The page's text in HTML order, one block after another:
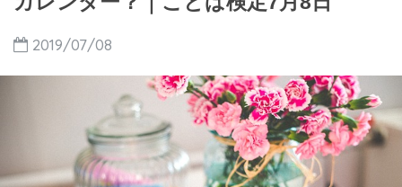
2019/07/08